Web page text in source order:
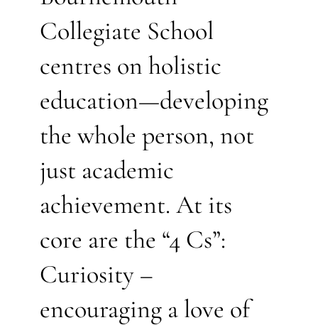
Collegiate School
centres on holistic
education—developing
the whole person, not
just academic
achievement. At its
core are the “4 Cs”:
Curiosity –
encouraging a love of